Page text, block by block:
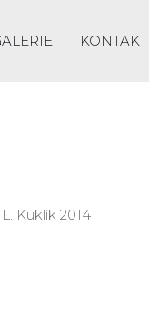
KONTAKT
Kuklík 2014